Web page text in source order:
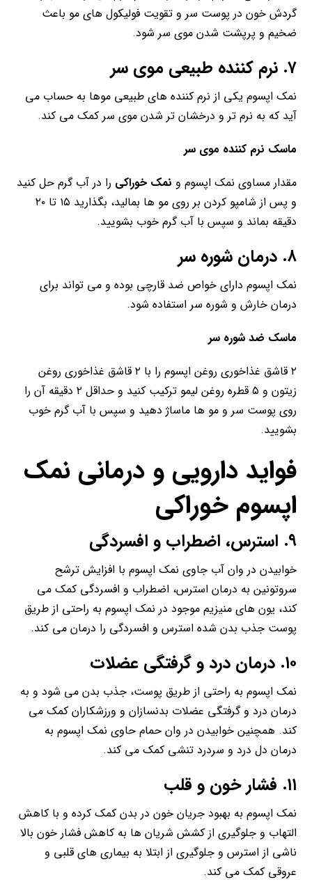
گردش خون در پوست سر و تقویت فولیکول های مو باعث
ضخیم و پرپشت شدن موی سر شود.
۷. نرم کننده طبیعی موی سر
نمک اپسوم یکی از نرم کننده های طبیعی موها به حساب می
آید که به نرم تر و درخشان تر شدن موی سر کمک می کند.
ماسک نرم کننده موی سر
مقدار مساوی نمک اپسوم و نمک خوراکی را در آب گرم حل کنید
و پس از شامپو کردن بر روی مو ها بمالید، بگذارید ۱۵ تا ۲۰
دقیقه بماند و سپس با آب گرم خوب بشویید.
۸. درمان شوره سر
نمک اپسوم دارای خواص ضد قارچی بوده و می تواند برای
درمان خارش و شوره سر استفاده شود.
ماسک ضد شوره سر
۲ قاشق غذاخوری روغن اپسوم را با ۲ قاشق غذاخوری روغن
زیتون و ۵ قطره روغن لیمو ترکیب کنید و حداقل ۲ دقیقه آن را
روی پوست سر و مو ها ماساژ دهید و سپس با آب گرم خوب
بشویید.
فواید دارویی و درمانی نمک
اپسوم خوراکی
۹. استرس، اضطراب و افسردگی
خوابیدن در وان آب جاوی نمک اپسوم با افزایش ترشح
سروتونین به درمان استرس، اضطراب و افسردگی کمک می
کند، یون های منیزیم موجود در نمک اپسوم به راحتی از طریق
پوست جذب بدن شده استرس و افسردگی را درمان می کند.
۱۰. درمان درد و گرفتگی عضلات
نمک اپسوم به راحتی از طریق پوست، جذب بدن می شود و به
درمان درد و گرفتگی عضلات بدنسازان و ورزشکاران کمک می
کند. همچنین خوابیدن در وان حمام حاوی نمک اپسوم به
درمان دل درد و سردرد تنشی کمک می کند.
۱۱. فشار خون و قلب
نمک اپسوم به بهبود جریان خون در بدن کمک کرده و با کاهش
التهاب و جلوگیری از کشش شریان ها به کاهش فشار خون بالا
ناشی از استرس و جلوگیری از ابتلا به بیماری های قلبی و
عروقی کمک می کند.